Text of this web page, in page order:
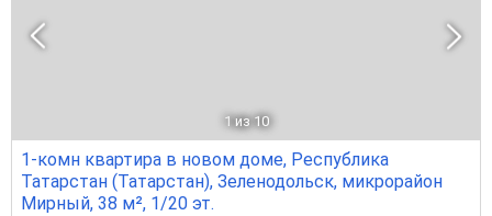
1 из 10
1-комн квартира в новом доме, Республика
Татарстан (Татарстан), Зеленодольск, микрорайон
Мирный, 38 м², 1/20 эт.